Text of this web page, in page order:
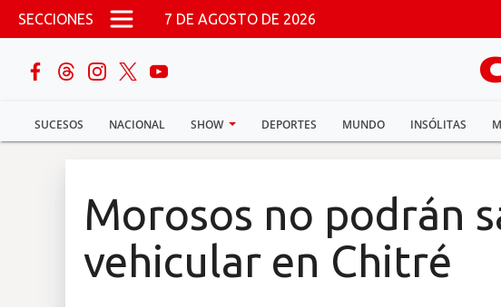
Pasar al contenido principal
SECCIONES 7 DE AGOSTO DE 2026
SUCESOS NACIONAL SHOW DEPORTES MUNDO INSÓLITAS
buscar
Sucesos
Morosos no podrán
vehicular en Chitré